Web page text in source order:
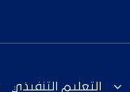
التعليم التنفيذي